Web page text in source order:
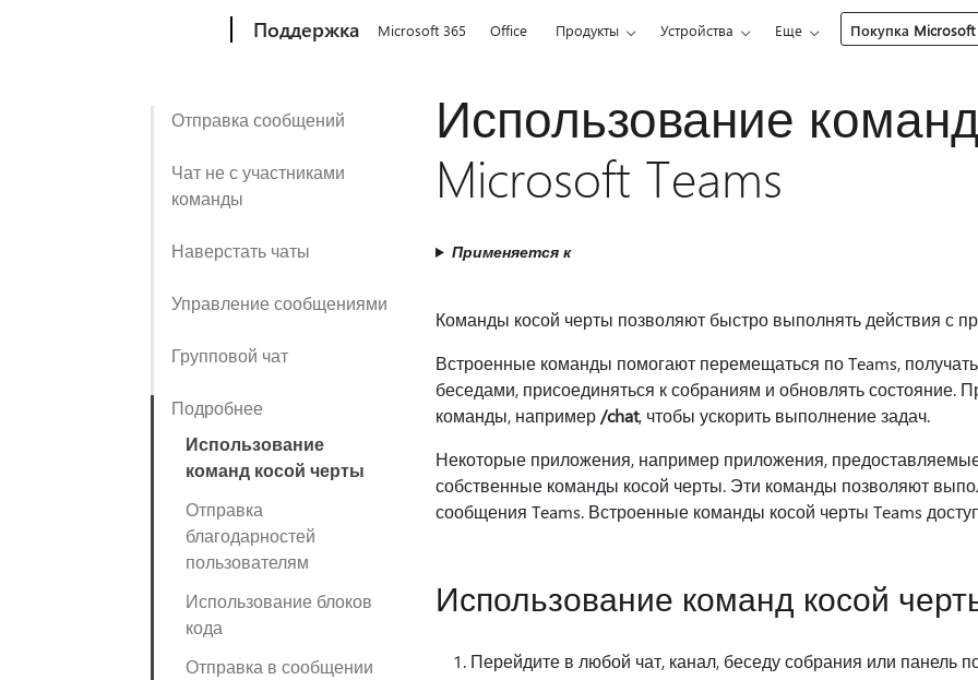
Поддержка Microsoft 365 Office Продукты Устройства Еще Покупка Microsoft
Отправка сообщений
Чат не с участниками
команды
Наверстать чаты
Управление сообщениями
Групповой чат
Подробнее
Использование
команд косой черты
Отправка
благодарностей
пользователям
Использование блоков
кода
Отправка в сообщении
Использование
Microsoft Teams
Применяется к
Команды косой черты позволяют быстро выполнять действия с
Встроенные команды помогают перемещаться по Teams,
беседами, присоединяться к собраниям и обновлять состояние.
команды, например /chat, чтобы ускорить выполнение задач.
Некоторые приложения, например приложения,
собственные команды косой черты. Эти команды позволяют
сообщения Teams. Встроенные команды косой черты Teams
Использование команд косой
Перейдите в любой чат, канал, беседу собрания или панель